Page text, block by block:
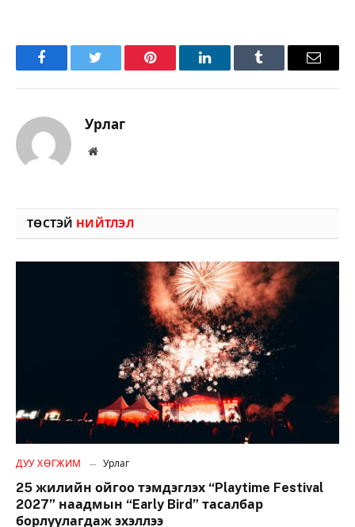
FacebookTwitter Pinterest LinkedInTumblr Имэйл
Урлаг
Вэбсайт
ТӨСТЭЙ НИЙТЛЭЛ
ДУУ ХӨГЖИМ Урлаг
25 жилийн ойгоо тэмдэглэх “Playtime Festival
2027” наадмын “Early Bird” тасалбар
борлуулагдаж эхэллээ